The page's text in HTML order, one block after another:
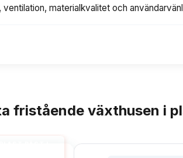
ventilation, materialkvalitet och
fristående växthusen i